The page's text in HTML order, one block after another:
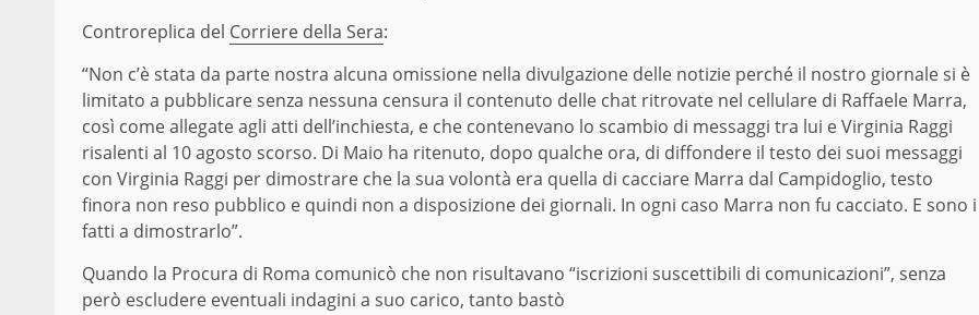
Controreplica del Corriere della Sera:
“Non c’è stata da parte nostra alcuna omissione nella divulgazione delle notizie perché il nostro giornale si è
limitato a pubblicare senza nessuna censura il contenuto delle chat ritrovate nel cellulare di Raffaele Marra,
così come allegate agli atti dell’inchiesta, e che contenevano lo scambio di messaggi tra lui e Virginia Raggi
risalenti al 10 agosto scorso. Di Maio ha ritenuto, dopo qualche ora, di diffondere il testo dei suoi messaggi
con Virginia Raggi per dimostrare che la sua volontà era quella di cacciare Marra dal Campidoglio, testo
finora non reso pubblico e quindi non a disposizione dei giornali. In ogni caso Marra non fu cacciato. E sono i
fatti a dimostrarlo”.
Quando la Procura di Roma comunicò che non risultavano “iscrizioni suscettibili di comunicazioni”, senza
però escludere eventuali indagini a suo carico, tanto bastò